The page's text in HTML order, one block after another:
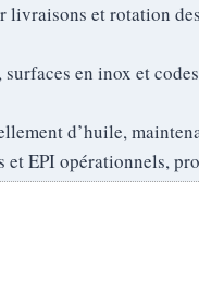
livraisons et rotation
en inox et
d’huile,
EPI opérationnels,